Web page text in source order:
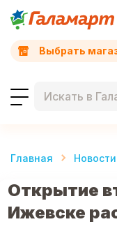
Выбрать
Главная Новости
Открытие
Ижевске